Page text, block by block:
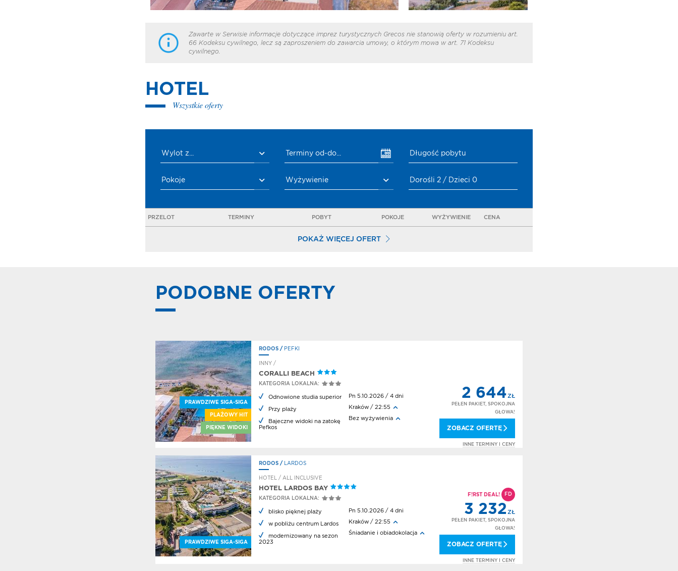
Zawarte w Serwisie informacje dotyczące imprez turystycznych Grecos nie stanowią oferty w rozumieniu art.
66 Kodeksu cywilnego, lecz są zaproszeniem do zawarcia umowy, o którym mowa w art. 71 Kodeksu
cywilnego.
HOTEL
Wszystkie oferty
Wylot z... Terminy od-do... Długość pobytu
Pokoje Wyżywienie Dorośli 2 / Dzieci 0
PRZELOT TERMINY POBYT POKOJE WYŻYWIENIE CENA
POKAŻ WIĘCEJ OFERT
PODOBNE OFERTY
PRAWDZIWE SIGA-SIGA
PLAŻOWY HIT
PIĘKNE WIDOKI
RODOS / PEFKI
INNY /
CORALLI BEACH
KATEGORIA LOKALNA:
Odnowione studia superior
Przy plaży
Bajeczne widoki na zatokę
Pefkos
Pn 5.10.2026 / 4 dni
Kraków / 22:55
Bez wyżywienia
2 644ZŁ
PEŁEN PAKIET, SPOKOJNA
GŁOWA!
ZOBACZ OFERTĘ
INNE TERMINY I CENY
PRAWDZIWE SIGA-SIGA
RODOS / LARDOS
HOTEL / ALL INCLUSIVE
HOTEL LARDOS BAY
KATEGORIA LOKALNA:
blisko pięknej plaży
w pobliżu centrum Lardos
modernizowany na sezon
2023
Pn 5.10.2026 / 4 dni
Kraków / 22:55
Śniadanie i obiadokolacja
F!RST DEAL! FD
3 232 ZŁ
PEŁEN PAKIET, SPOKOJNA
GŁOWA!
ZOBACZ OFERTĘ
INNE TERMINY I CENY